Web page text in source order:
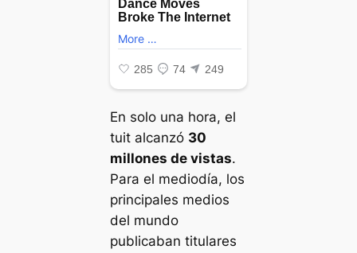
En solo una hora, el
tuit alcanzó 30
millones de vistas.
Para el mediodía, los
principales medios
del mundo
publicaban titulares